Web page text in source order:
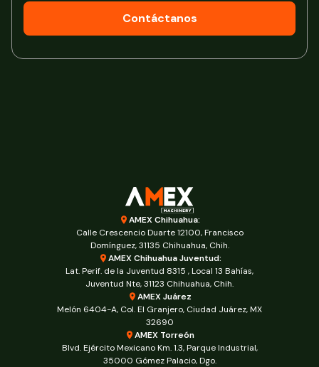
Contáctanos
AMEX Chihuahua:
Calle Crescencio Duarte 12100, Francisco
Domínguez, 31135 Chihuahua, Chih.
AMEX Chihuahua Juventud:
Lat. Perif. de la Juventud 8315 , Local 13 Bahías,
Juventud Nte, 31123 Chihuahua, Chih.
AMEX Juárez
Melón 6404-A, Col. El Granjero, Ciudad Juárez, MX
32690
AMEX Torreón
Blvd. Ejército Mexicano Km. 1.3, Parque Industrial,
35000 Gómez Palacio, Dgo.